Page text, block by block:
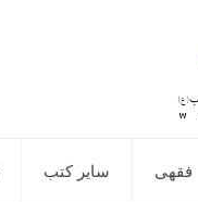
فقهی سایر کتب